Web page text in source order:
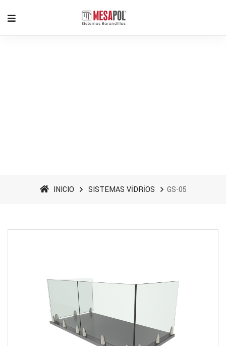
INICIO SISTEMAS VİDRİOS GS-05